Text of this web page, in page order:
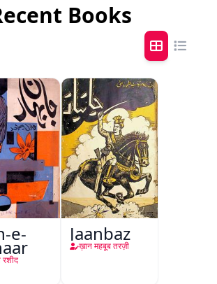
Books
e- Jaanbaz
ख़ान महबूब तरज़ी